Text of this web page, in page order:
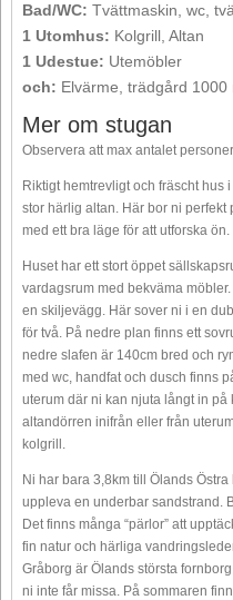
Bad/WC: Tvättmaskin, wc,
1 Utomhus: Kolgrill, Altan
1 Udestue: Utemöbler
och: Elvärme, trädgård 1000
Mer om stugan
Observera att max antalet
Riktigt hemtrevligt och fräscht hus
stor härlig altan. Här bor ni
med ett bra läge för att utforska ön.
Huset har ett stort öppet
vardagsrum med bekväma
en skiljevägg. Här sover ni i en
för två. På nedre plan finns ett
nedre slafen är 140cm bred och
med wc, handfat och dusch finns
uterum där ni kan njuta långt in
altandörren inifrån eller från
kolgrill.
Ni har bara 3,8km till Ölands
uppleva en underbar sandstrand.
Det finns många “pärlor” att
fin natur och härliga
Gråborg är Ölands största
ni inte får missa. På sommaren